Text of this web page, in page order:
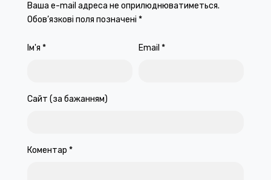
Ваша e-mail адреса не оприлюднюватиметься.
Обов’язкові поля позначені *
Ім'я * Email *
Сайт (за бажанням)
Коментар *